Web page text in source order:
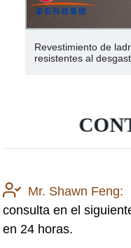
Aislador
cerámica de alúmina
Mr. Shawn Feng:
consulta en el
en 24 horas.